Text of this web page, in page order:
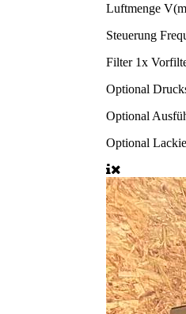
Luftmenge
Steuerung
Filter 1x
Optional
Optional
Optional